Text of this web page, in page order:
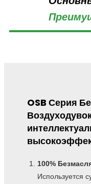
OSB Серия
100%
Используется